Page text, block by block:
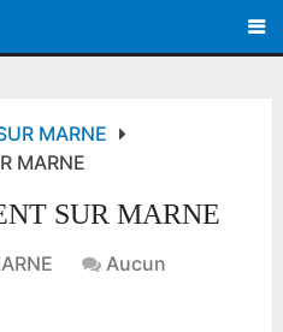
MARNE
MARNE
SUR MARNE
Aucun